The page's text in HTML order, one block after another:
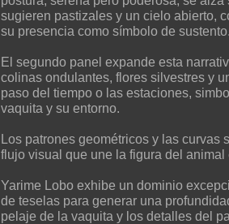
sugieren pastizales y un cielo abierto,
su presencia como símbolo de
El segundo panel expande esta
colinas ondulantes, flores silvestres y
paso del tiempo o las estaciones,
vaquita y su entorno.
Los patrones geométricos y las curvas
flujo visual que une la figura del
Yarime Lobo exhibe un dominio
de teselas para generar una
pelaje de la vaquita y los detalles del